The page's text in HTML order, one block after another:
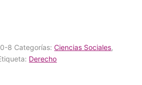
8 Categorías:Ciencias Sociales,
Derecho